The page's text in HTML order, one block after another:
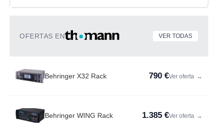
OFERTAS EN VER TODAS
Behringer X32 Rack 790 €Ver oferta →
Behringer WING Rack 1.385 €Ver oferta →